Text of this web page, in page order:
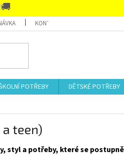
KONTAKTY OBCHODNÍ
POTŘEBY DĚTSKÉ POTŘEBY
a teen)
styl a potřeby, které se